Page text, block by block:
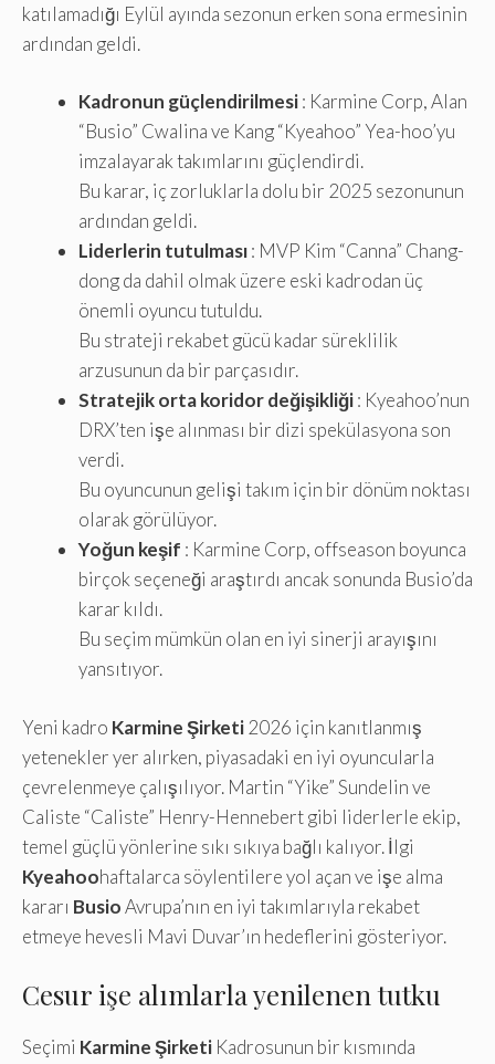
katılamadığı Eylül ayında sezonun erken sona ermesinin
ardından geldi.
Kadronun güçlendirilmesi: Karmine Corp, Alan
“Busio” Cwalina ve Kang “Kyeahoo” Yea-hoo’yu
imzalayarak takımlarını güçlendirdi.
Bu karar, iç zorluklarla dolu bir 2025 sezonunun
ardından geldi.
Liderlerin tutulması: MVP Kim “Canna” Chang-
dong da dahil olmak üzere eski kadrodan üç
önemli oyuncu tutuldu.
Bu strateji rekabet gücü kadar süreklilik
arzusunun da bir parçasıdır.
Stratejik orta koridor değişikliği: Kyeahoo’nun
DRX’ten işe alınması bir dizi spekülasyona son
verdi.
Bu oyuncunun gelişi takım için bir dönüm noktası
olarak görülüyor.
Yoğun keşif : Karmine Corp, offseason boyunca
birçok seçeneği araştırdı ancak sonunda Busio’da
karar kıldı.
Bu seçim mümkün olan en iyi sinerji arayışını
yansıtıyor.
Yeni kadro Karmine Şirketi 2026 için kanıtlanmış
yetenekler yer alırken, piyasadaki en iyi oyuncularla
çevrelenmeye çalışılıyor. Martin “Yike” Sundelin ve
Caliste “Caliste” Henry-Hennebert gibi liderlerle ekip,
temel güçlü yönlerine sıkı sıkıya bağlı kalıyor. İlgi
Kyeahoohaftalarca söylentilere yol açan ve işe alma
kararı BusioAvrupa’nın en iyi takımlarıyla rekabet
etmeye hevesli Mavi Duvar’ın hedeflerini gösteriyor.
Cesur işe alımlarla yenilenen tutku
Seçimi Karmine Şirketi Kadrosunun bir kısmında